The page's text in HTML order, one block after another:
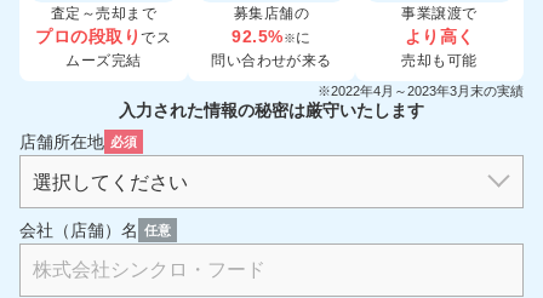
査定～売却まで
プロの段取りでス
ムーズ完結
募集店舗の
92.5%※に
問い合わせが来る
事業譲渡で
より高く
売却も可能
※2022年4月～2023年3月末の実績
入力された情報の秘密は厳守いたします
店舗所在地 必須
会社（店舗）名 任意